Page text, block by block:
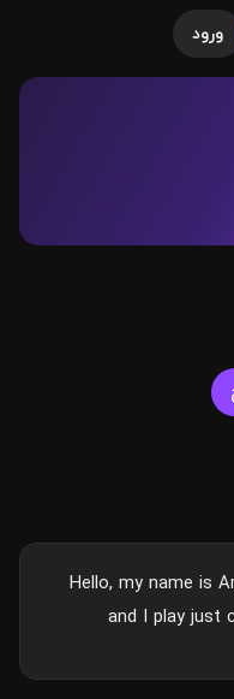
ورود
Hello, my name is
and I play just